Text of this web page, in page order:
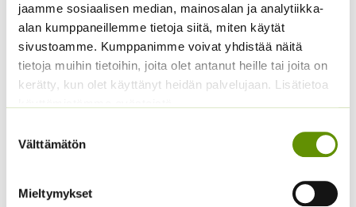
jaamme sosiaalisen median, mainosalan ja analytiikka-
alan kumppaneillemme tietoja siitä, miten käytät
sivustoamme. Kumppanimme voivat yhdistää näitä
tietoja muihin tietoihin, joita olet antanut heille tai joita on
kerätty, kun olet käyttänyt heidän palvelujaan. Lisätietoa
valinta
Välttämätön
Mieltymykset
3,75 €
arvonlisäveron
Pensastomaatti Totem
Kurpitsa Tom Fox (noin